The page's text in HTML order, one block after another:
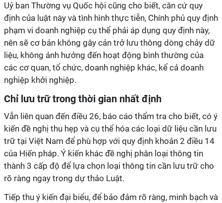
Uỷ ban Thường vụ Quốc hội cũng cho biết, căn cứ quy
định của luật này và tình hình thực tiễn, Chính phủ quy định
phạm vi doanh nghiệp cụ thể phải áp dụng quy định này,
nên sẽ cơ bản không gây cản trở lưu thông dòng chảy dữ
liệu, không ảnh hưởng đến hoạt động bình thường của
các cơ quan, tổ chức, doanh nghiệp khác, kể cả doanh
nghiệp khởi nghiệp.
Chỉ lưu trữ trong thời gian nhất định
Vẫn liên quan đến điều 26, báo cáo thẩm tra cho biết, có ý
kiến đề nghị thu hẹp và cụ thể hóa các loại dữ liệu cần lưu
trữ tại Việt Nam để phù hợp với quy định khoản 2 điều 14
của Hiến pháp. Ý kiến khác đề nghị phân loại thông tin
thành 3 cấp độ để lựa chọn loại thông tin cần lưu trữ cho
rõ ràng ngay trong dự thảo Luật.
Tiếp thu ý kiến đại biểu, để bảo đảm rõ ràng, minh bạch và